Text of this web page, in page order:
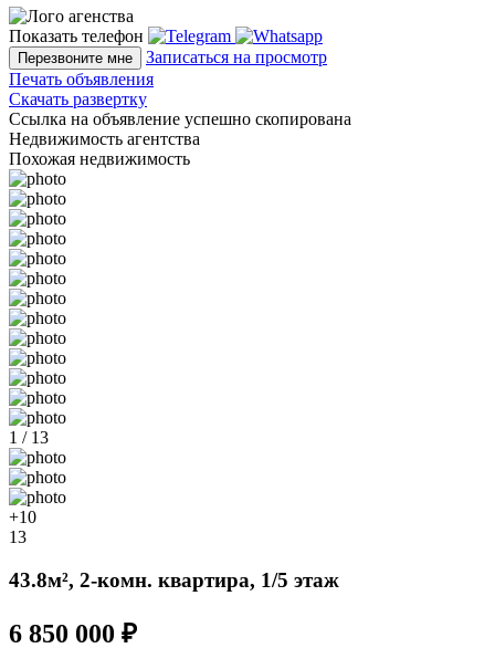
Показать телефон
Перезвоните мне
Записаться на просмотр
Печать объявления
Скачать развертку
Ссылка на объявление успешно скопирована
Недвижимость агентства
Похожая недвижимость
1 / 13
+10
13
43.8м², 2-комн. квартира, 1/5 этаж
6 850 000 ₽